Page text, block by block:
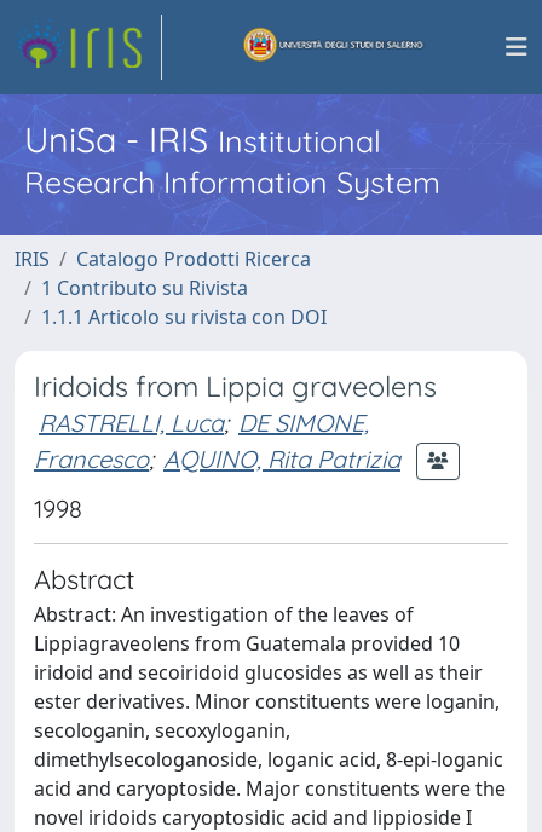
UniSa - IRISInstitutional
Research Information System
IRIS
Catalogo Prodotti Ricerca
1 Contributo su Rivista
1.1.1 Articolo su rivista con DOI
Iridoids from Lippia graveolens
RASTRELLI, Luca; DE SIMONE,
Francesco; AQUINO, Rita Patrizia
1998
Abstract
Abstract: An investigation of the leaves of
Lippiagraveolens from Guatemala provided 10
iridoid and secoiridoid glucosides as well as their
ester derivatives. Minor constituents were loganin,
secologanin, secoxyloganin,
dimethylsecologanoside, loganic acid, 8-epi-loganic
acid and caryoptoside. Major constituents were the
novel iridoids caryoptosidic acid and lippioside I